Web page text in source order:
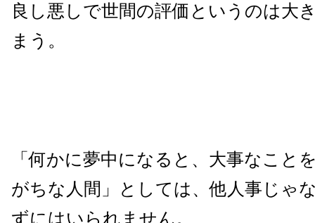
良し悪しで世間の評価というのは大
まう。
「何かに夢中になると、大事なこと
がちな人間」としては、他人事じゃ
ずにはいられません。